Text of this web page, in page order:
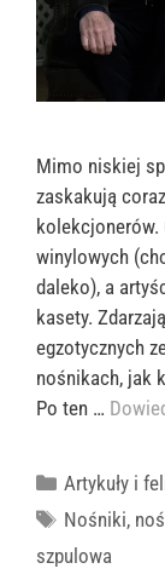
Mimo niskiej
zaskakują
kolekcjonerów.
winylowych
daleko), a
kasety.
egzotycznych
nośnikach, jak
Po ten …
Kategorie
Artykuły i
Tagi
Nośniki,
szpulowa